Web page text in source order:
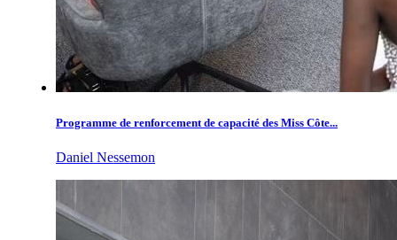
Programme de renforcement de capacité des Miss Côte...
Daniel Nessemon